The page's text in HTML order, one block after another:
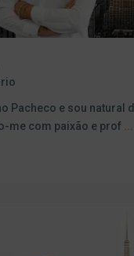
Pacheco e sou natural
me com paixão e prof